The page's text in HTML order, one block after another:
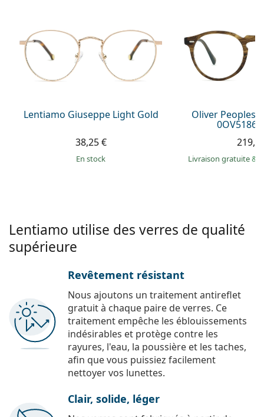
Prada
Toutes les marques
Lentiamo Giuseppe Light Gold
38,25 €
en stock
Oliver Peoples
0OV5186
Livraison gratuite&
Lentiamo utilise des verres de qualité
supérieure
Revêtement résistant
Nous ajoutons un traitement antireflet
gratuit à chaque paire de verres. Ce
traitement empêche les éblouissements
indésirables et protège contre les
rayures, l'eau, la poussière et les taches,
afin que vous puissiez facilement
nettoyer vos lunettes.
Clair, solide, léger